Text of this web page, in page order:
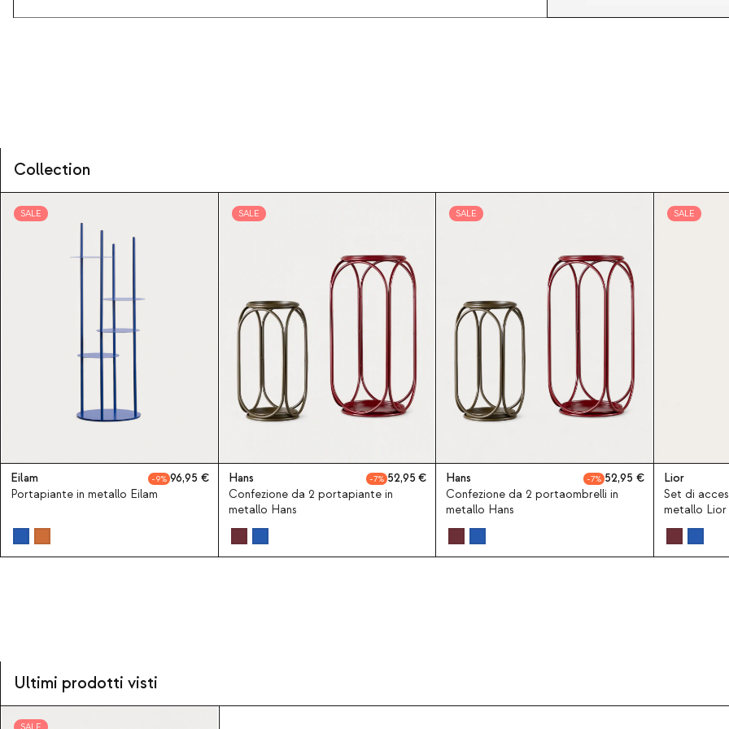
Collection
SALE
Eilam 9
96,95
Portapiante in metallo Eilam
SALE
Hans 7
52,95
Confezione da 2 portapiante in
metallo Hans
SALE
Hans 7
52,95
Confezione da 2 portaombrelli in
metallo Hans
SALE
Lior
Set di
metallo Lior
Ultimi prodotti visti